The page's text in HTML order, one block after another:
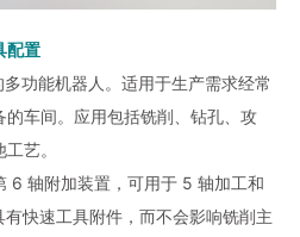
配置
功能机器人。适用于生产需求经常
车间。应用包括铣削、钻孔、攻
艺。
6 轴附加装置，可用于 5 轴加工和
快速工具附件，而不会影响铣削主